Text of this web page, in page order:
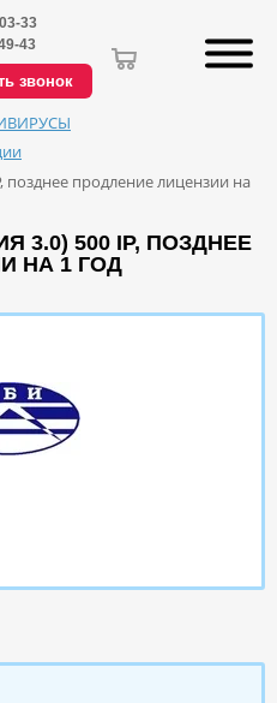
33
43
звонок
позднее продление лицензии на
3.0) 500 IP, ПОЗДНЕЕ
НА 1 ГОД